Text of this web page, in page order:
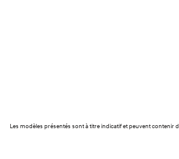
Les modèles présentés sont à titre indicatif et peuvent contenir